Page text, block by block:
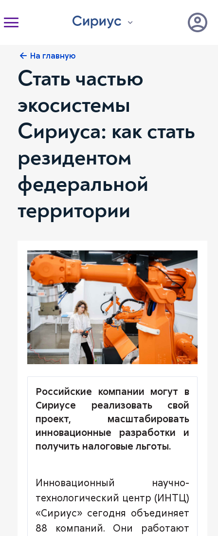
На главную
Стать частью
экосистемы
Сириуса: как стать
резидентом
федеральной
территории
Российские компании могут в
Сириусе реализовать свой
проект, масштабировать
инновационные разработки и
получить налоговые льготы.
Инновационный научно-
технологический центр (ИНТЦ)
«Сириус» сегодня объединяет
88 компаний. Они работают